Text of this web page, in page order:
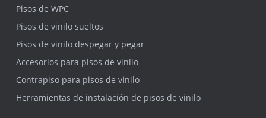
Pisos de WPC
Pisos de vinilo sueltos
Pisos de vinilo despegar y pegar
Accesorios para pisos de vinilo
Contrapiso para pisos de vinilo
Herramientas de instalación de pisos de vinilo